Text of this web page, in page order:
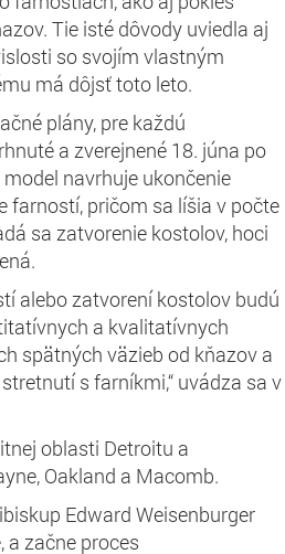
Tie isté dôvody uviedla aj
so svojím vlastným
má dôjsť toto leto.
plány, pre každú
a zverejnené 18. júna po
navrhuje ukončenie
farností, pričom sa líšia v počte
sa zatvorenie kostolov, hoci
alebo zatvorení kostolov budú
a kvalitatívnych
spätných väzieb od kňazov a
s farníkmi,“ uvádza sa v
oblasti Detroitu a
Oakland a Macomb.
Edward Weisenburger
a začne proces